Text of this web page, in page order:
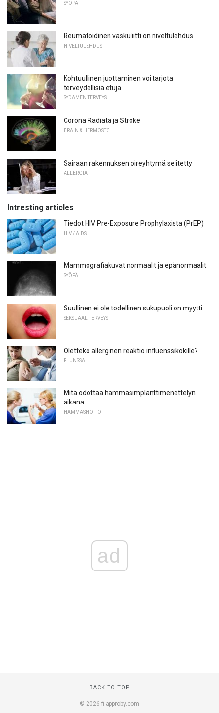
SYÖPÄ
Reumatoidinen vaskuliitti on niveltulehdus
NIVELTULEHDUS
Kohtuullinen juottaminen voi tarjota
terveydellisiä etuja
SYDÄMEN TERVEYS
Corona Radiata ja Stroke
BRAIN & HERMOSTO
Sairaan rakennuksen oireyhtymä selitetty
ALLERGIAT
Intresting articles
Tiedot HIV Pre-Exposure Prophylaxista (PrEP)
HIV / AIDS
Mammografiakuvat normaalit ja epänormaalit
SYÖPÄ
Suullinen ei ole todellinen sukupuoli on myytti
SEKSUAALITERVEYS
Oletteko allerginen reaktio influenssikokille?
FLUNSSA
Mitä odottaa hammasimplanttimenettelyn
aikana
HAMMASHOITO
ad
BACK TO TOP
© 2026 fi.approby.com